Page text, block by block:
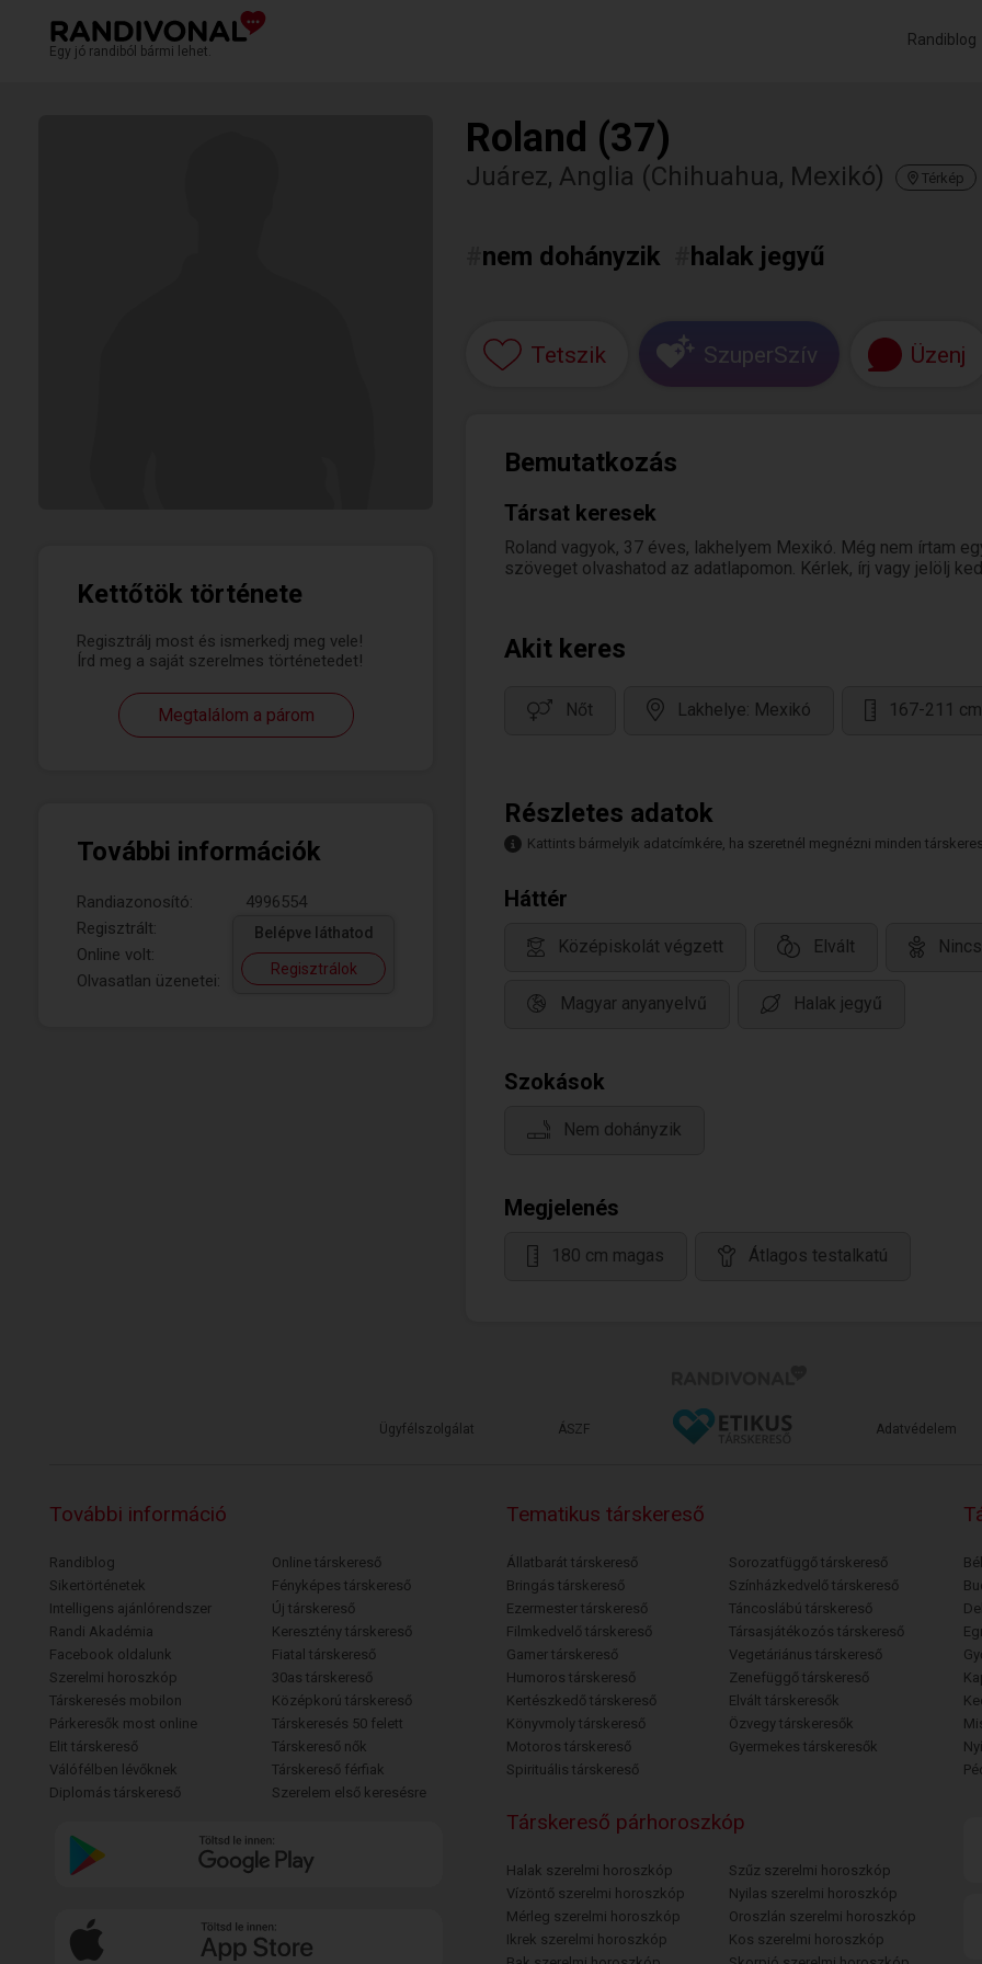
Egy jó randiból bármi lehet.
Randiblog
Kettőtök története
Regisztrálj most és ismerkedj meg vele!
Írd meg a saját szerelmes történetedet!
Megtalálom a párom
További információk
Randiazonosító:
4996554
Regisztrált:
Online volt:
Olvasatlan üzenetei:
Belépve láthatod
Regisztrálok
Roland (37)
Juárez, Anglia (Chihuahua, Mexikó) Térkép
nem dohányzik halak jegyű
Tetszik SzuperSzív Üzenj
Bemutatkozás
Társat keresek
Roland vagyok, 37 éves, lakhelyem Mexikó. Még nem írtam
szöveget olvashatod az adatlapomon. Kérlek, írj vagy jelölj
Akit keres
Nőt Lakhelye: Mexikó 167-211
Részletes adatok
Kattints bármelyik adatcímkére, ha szeretnél megnézni minden
Háttér
Középiskolát végzett Elvált
Magyar anyanyelvű Halak jegyű
Szokások
Nem dohányzik
Megjelenés
180 cm magas Átlagos testalkatú
Ügyfélszolgálat ÁSZF Adatvédelem
További információ
Randiblog
Sikertörténetek
Intelligens ajánlórendszer
Randi Akadémia
Facebook oldalunk
Szerelmi horoszkóp
Társkeresés mobilon
Párkeresők most online
Elit társkereső
Válófélben lévőknek
Diplomás társkereső
Online társkereső
Fényképes társkereső
Új társkereső
Keresztény társkereső
Fiatal társkereső
30as társkereső
Középkorú társkereső
Társkeresés 50 felett
Társkereső nők
Társkereső férfiak
Szerelem első keresésre
Tematikus társkereső
Állatbarát társkereső
Bringás társkereső
Ezermester társkereső
Filmkedvelő társkereső
Gamer társkereső
Humoros társkereső
Kertészkedő társkereső
Könyvmoly társkereső
Motoros társkereső
Spirituális társkereső
Sorozatfüggő társkereső
Színházkedvelő társkereső
Táncoslábú társkereső
Társasjátékozós társkereső
Vegetáriánus társkereső
Zenefüggő társkereső
Elvált társkeresők
Özvegy társkeresők
Gyermekes társkeresők
Társkereső párhoroszkóp
Halak szerelmi horoszkóp
Vízöntő szerelmi horoszkóp
Mérleg szerelmi horoszkóp
Ikrek szerelmi horoszkóp
Szűz szerelmi horoszkóp
Nyilas szerelmi horoszkóp
Oroszlán szerelmi horoszkóp
Kos szerelmi horoszkóp